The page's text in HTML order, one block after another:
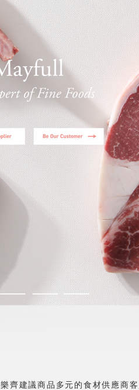
樂齊建議商品多元的食材供應商